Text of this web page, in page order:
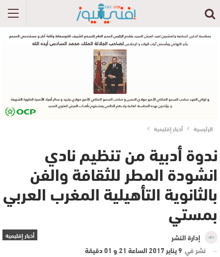
الرئيسية أخبار إقليمية
ندوة أدبية من تنظيم نادي
انشودة المطر للثقافة والفن
بالثانوية التأهيلية المغرب العربي
بمستي
أخبار إقليمية
إدارة النشر
نشر في 9 يناير 2017 الساعة 21 و 01 دقيقة